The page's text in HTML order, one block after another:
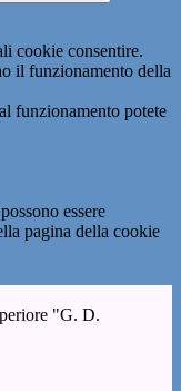
cookie consentire.
il funzionamento della
funzionamento potete
essere
pagina della cookie
"G. D.